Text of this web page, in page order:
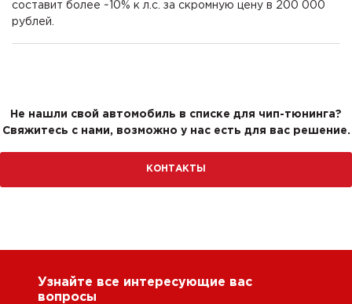
составит более ~10% к л.с. за скромную цену в 200 000
рублей.
Не нашли свой автомобиль в списке для чип-тюнинга?
Свяжитесь с нами, возможно у нас есть для вас решение.
КОНТАКТЫ
Узнайте все интересующие вас
вопросы